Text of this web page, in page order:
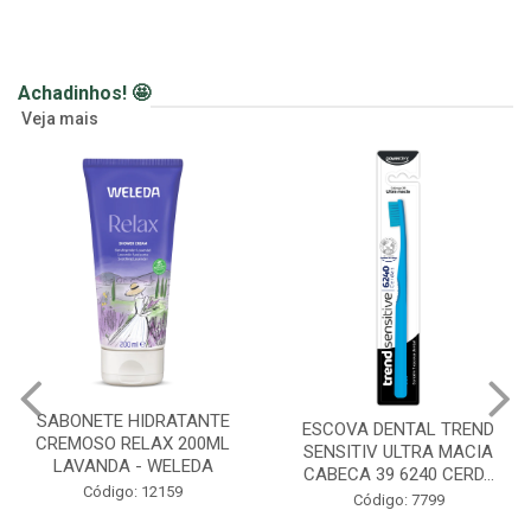
Achadinhos! 🤩
Veja mais
SABONETE HIDRATANTE
CREMOSO RELAX 200ML
LAVANDA - WELEDA
Código: 12159
ESCOVA DENTAL TREND
SENSITIV ULTRA MACIA
CABECA 39 6240 CERD...
Código: 7799